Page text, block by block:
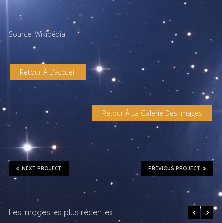
Source: Wikipédia
Retour À L'accueil
Retour À La Galerie Des Images
PREVIOUS PROJECT
NEXT PROJECT
Les images les plus récentes